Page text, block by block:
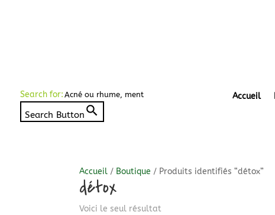
Search for:
Search Button
Accueil
Accueil / Boutique / Produits identifiés “détox”
détox
Voici le seul résultat